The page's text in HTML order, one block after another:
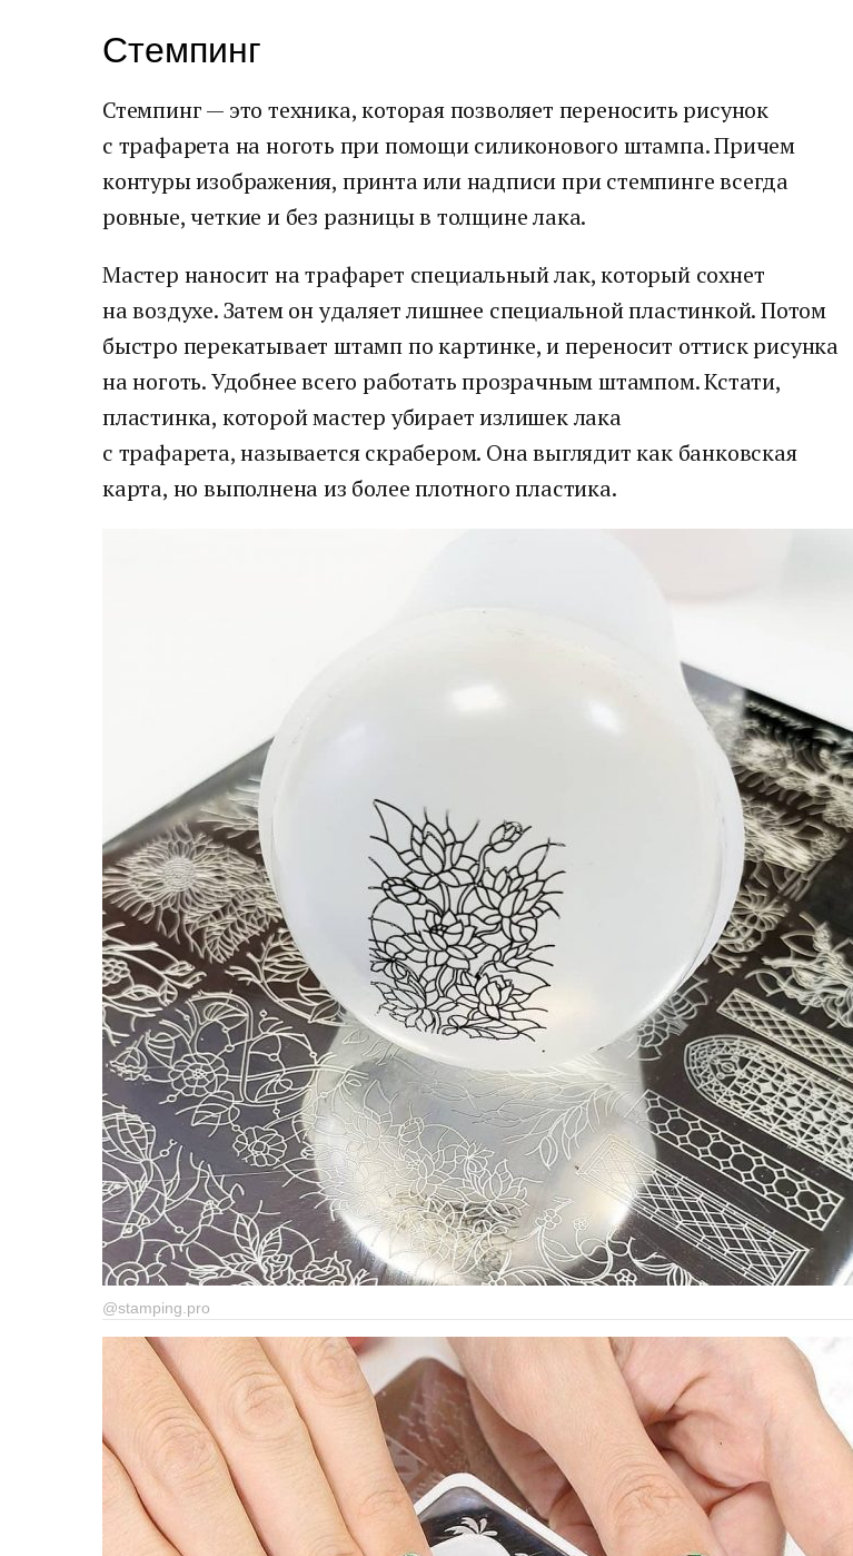
Стемпинг
Стемпинг — это техника, которая позволяет переносить рисунок
с трафарета на ноготь при помощи силиконового штампа. Причем
контуры изображения, принта или надписи при стемпинге всегда
ровные, четкие и без разницы в толщине лака.
Мастер наносит на трафарет специальный лак, который сохнет
на воздухе. Затем он удаляет лишнее специальной пластинкой. Потом
быстро перекатывает штамп по картинке, и переносит оттиск рисунка
на ноготь. Удобнее всего работать прозрачным штампом. Кстати,
пластинка, которой мастер убирает излишек лака
с трафарета, называется скрабером. Она выглядит как банковская
карта, но выполнена из более плотного пластика.
@stamping.pro